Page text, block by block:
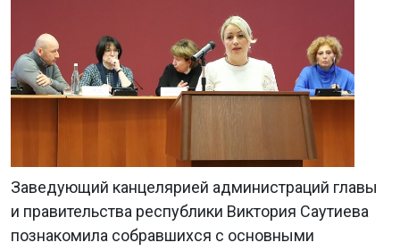
Заведующий канцелярией администраций главы
и правительства республики Виктория Саутиева
познакомила собравшихся с основными